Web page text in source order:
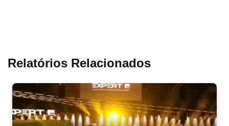
Relatórios Relacionados